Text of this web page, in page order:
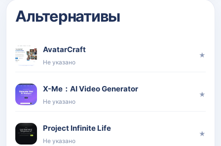
Альтернативы
AvatarCraft
Не указано
★
X-Me：AI Video Generator
Не указано
★
Project Infinite Life
Не указано
★